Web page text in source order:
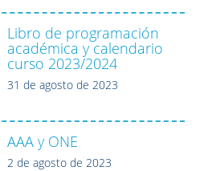
Libro de programación
académica y calendario
curso 2023/2024
31 de agosto de 2023
AAA y ONE
2 de agosto de 2023